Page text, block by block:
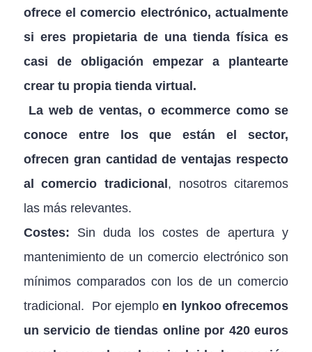
ofrece el comercio electrónico, actualmente
si eres propietaria de una tienda física es
casi de obligación empezar a plantearte
crear tu propia tienda virtual.
La web de ventas, o ecommerce como se
conoce entre los que están el sector,
ofrecen gran cantidad de ventajas respecto
al comercio tradicional, nosotros citaremos
las más relevantes.
Costes: Sin duda los costes de apertura y
mantenimiento de un comercio electrónico son
mínimos comparados con los de un comercio
tradicional. Por ejemploen lynkoo ofrecemos
un servicio de tiendas online por 420 euros